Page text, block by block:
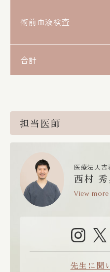
術前血液検査
合計
担当医師
医療法人
西村
View more
先生に聞